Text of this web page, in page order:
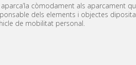
aparca’la còmodament als aparcament
dels elements i objectes
de mobilitat personal.